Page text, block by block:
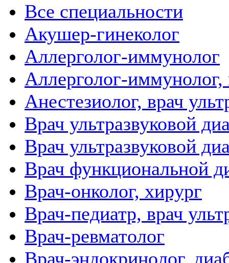
Все специальности
Акушер-гинеколог
Аллерголог-иммунолог
Аллерголог-иммунолог,
Анестезиолог, врач
Врач ультразвуковой
Врач ультразвуковой
Врач функциональной
Врач-онколог, хирург
Врач-педиатр, врач
Врач-ревматолог
Врач-эндокринолог,